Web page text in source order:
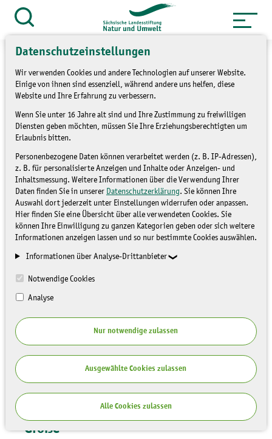
Datenschutzeinstellungen
Wir verwenden Cookies und andere Technologien auf unserer Website.
Einige von ihnen sind essenziell, während andere uns helfen, diese
Website und Ihre Erfahrung zu verbessern.
Wenn Sie unter 16 Jahre alt sind und Ihre Zustimmung zu freiwilligen
Diensten geben möchten, müssen Sie Ihre Erziehungsberechtigten um
Erlaubnis bitten.
Personenbezogene Daten können verarbeitet werden (z. B. IP-Adressen),
z. B. für personalisierte Anzeigen und Inhalte oder Anzeigen- und
Inhaltsmessung. Weitere Informationen über die Verwendung Ihrer
Daten finden Sie in unserer Datenschutzerklärung. Sie können Ihre
Auswahl dort jederzeit unter Einstellungen widerrufen oder anpassen.
Hier finden Sie eine Übersicht über alle verwendeten Cookies. Sie
können Ihre Einwilligung zu ganzen Kategorien geben oder sich weitere
Informationen anzeigen lassen und so nur bestimmte Cookies auswählen.
Informationen über Analyse-Drittanbieter
Notwendige Cookies
Analyse
Nur notwendige zulassen
Ausgewählte Cookies zulassen
Alle Cookies zulassen
Zum
Inhalt
springen
Suche
Themen » Natur und Landschaft
» Übersicht LaNU-Flächen
Köhra
Flächentyp
Streuobstwiese
Größe